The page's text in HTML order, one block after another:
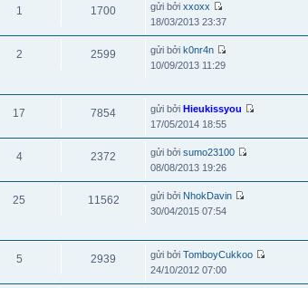
1 1700 gửi bởi xxoxx
18/03/2013 23:37
2 2599 gửi bởi k0nr4n
10/09/2013 11:29
17 7854 gửi bởi Hieukissyou
17/05/2014 18:55
4 2372 gửi bởi sumo23100
08/08/2013 19:26
25 11562 gửi bởi NhokDavin
30/04/2015 07:54
5 2939 gửi bởi TomboyCukkoo
24/10/2012 07:00